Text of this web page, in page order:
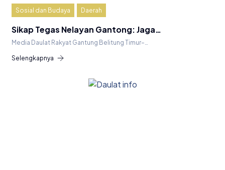
Sosial dan Budaya Daerah
Sikap Tegas Nelayan Gantong: Jaga…
Media Daulat Rakyat Gantung Belitung Timur–…
Selengkapnya